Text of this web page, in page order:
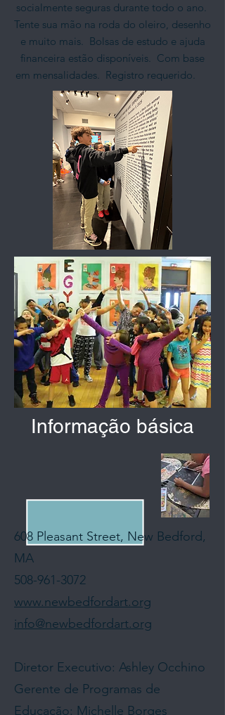
socialmente seguras durante todo o ano.
Tente sua mão na roda do oleiro, desenho
e muito mais. Bolsas de estudo e ajuda
financeira estão disponíveis. Com base
em mensalidades. Registro requerido.
Informação básica
608 Pleasant Street, New Bedford,
MA
508-961-3072
www.newbedfordart.org
info@newbedfordart.org
Diretor Executivo: Ashley Occhino
Gerente de Programas de
Educação: Michelle Borges